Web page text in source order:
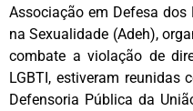
Associação em Defesa
na Sexualidade (Adeh),
combate a violação de
LGBTI, estiveram reunidas
Defensoria Pública da